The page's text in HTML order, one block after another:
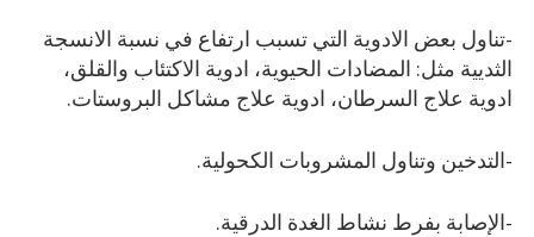
-تناول بعض الادوية التي تسبب ارتفاع في نسبة الانسجة
الثديية مثل: المضادات الحيوية، ادوية الاكتئاب والقلق،
ادوية علاج السرطان، ادوية علاج مشاكل البروستات.
-التدخين وتناول المشروبات الكحولية.
-الإصابة بفرط نشاط الغدة الدرقية.